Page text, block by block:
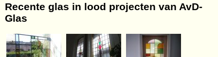
Recente glas in lood projecten van AvD-
Glas